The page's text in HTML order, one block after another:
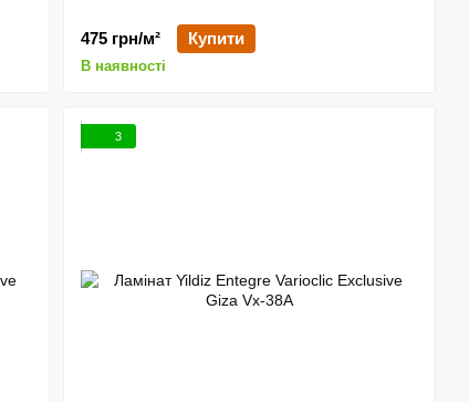
475 грн/м² Купити
В наявності
3